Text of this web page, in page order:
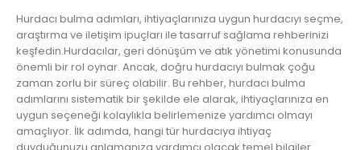
Hurdacı bulma adımları, ihtiyaçlarınıza uygun hurdacıyı seçme,
araştırma ve iletişim ipuçları ile tasarruf sağlama rehberinizi
keşfedin.Hurdacılar, geri dönüşüm ve atık yönetimi konusunda
önemli bir rol oynar. Ancak, doğru hurdacıyı bulmak çoğu
zaman zorlu bir süreç olabilir. Bu rehber, hurdacı bulma
adımlarını sistematik bir şekilde ele alarak, ihtiyaçlarınıza en
uygun seçeneği kolaylıkla belirlemenize yardımcı olmayı
amaçlıyor. İlk adımda, hangi tür hurdacıya ihtiyaç